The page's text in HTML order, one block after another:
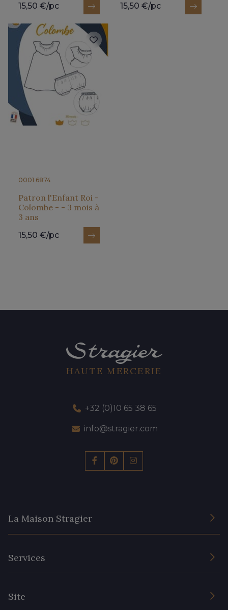
15,50 €/pc 15,50 €/pc
0001 6874
Patron l'Enfant Roi -
Colombe - - 3 mois à
3 ans
15,50 €/pc
HAUTE MERCERIE
+32 (0)10 65 38 65
info@stragier.com
La Maison Stragier
Services
Site